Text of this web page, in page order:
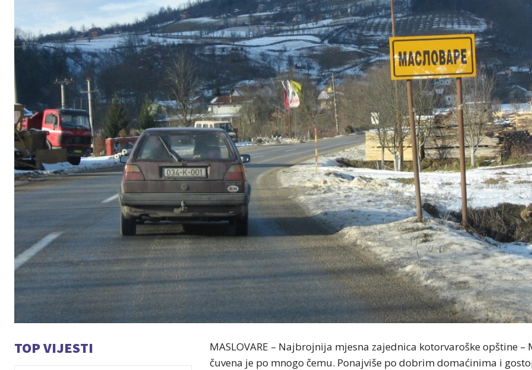
TOP VIJESTI
MASLOVARE – Najbrojnija mjesna zajednica kotorvaroške opštine –
čuvena je po mnogo čemu. Ponajviše po dobrim domaćinima i